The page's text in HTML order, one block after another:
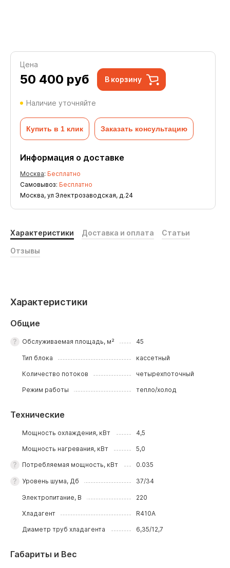
Цена
50 400 руб В корзину
Наличие уточняйте
Купить в 1 клик Заказать консультацию
Информация о доставке
Москва: Бесплатно
Самовывоз: Бесплатно
Москва, ул Электрозаводская, д.24
Характеристики Доставка и оплата Статьи
Отзывы
Характеристики
Общие
Обслуживаемая площадь, м² 45
Тип блока кассетный
Количество потоков четырехпоточный
Режим работы тепло/холод
Технические
Мощность охлаждения, кВт 4,5
Мощность нагревания, кВт 5,0
Потребляемая мощность, кВт 0.035
Уровень шума, Дб 37/34
Электропитание, В 220
Хладагент R410A
Диаметр труб хладагента 6,35/12,7
Габариты и Вес